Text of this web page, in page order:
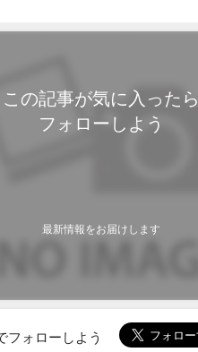
この記事が気に入ったら
フォローしよう
最新情報をお届けします
フォローしよう